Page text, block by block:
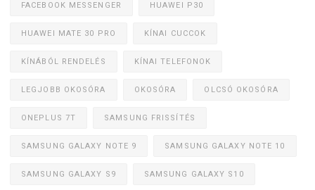
FACEBOOK MESSENGER HUAWEI P30
HUAWEI MATE 30 PRO KÍNAI CUCCOK
KÍNÁBÓL RENDELÉS KÍNAI TELEFONOK
LEGJOBB OKOSÓRA OKOSÓRA OLCSÓ OKOSÓRA
ONEPLUS 7T SAMSUNG FRISSÍTÉS
SAMSUNG GALAXY NOTE 9 SAMSUNG GALAXY NOTE 10
SAMSUNG GALAXY S9 SAMSUNG GALAXY S10